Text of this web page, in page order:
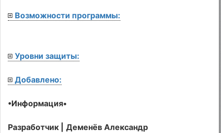
Возможности программы:
Уровни защиты:
Добавлено:
•Информация•
Разработчик |
Деменёв Александр